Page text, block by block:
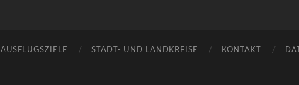
AUSFLUGSZIELE STADT- UND LANDKREISE KONTAKT